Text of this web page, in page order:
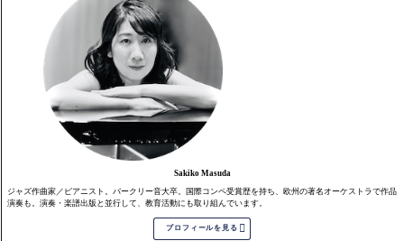
Sakiko Masuda
ジャズ作曲家／ピアニスト。バークリー音大卒。国際コンペ受賞歴を持ち、欧州の著名オーケストラで作品
演奏も。演奏・楽譜出版と並行して、教育活動にも取り組んでいます。
プロフィールを見る 